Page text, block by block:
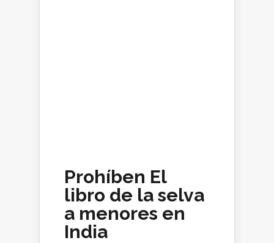
Prohíben El
libro de la selva
a menores en
India